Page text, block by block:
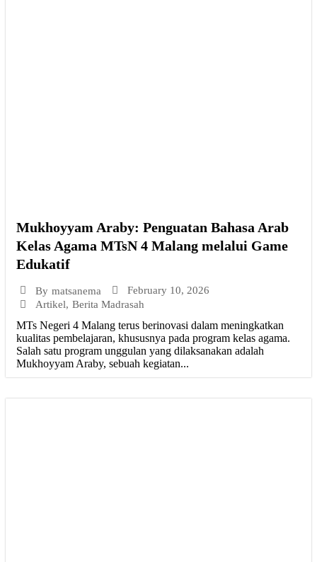
Mukhoyyam Araby: Penguatan Bahasa Arab
Kelas Agama MTsN 4 Malang melalui Game
Edukatif
By matsanema
February 10, 2026
Artikel, Berita Madrasah
MTs Negeri 4 Malang terus berinovasi dalam meningkatkan
kualitas pembelajaran, khususnya pada program kelas agama.
Salah satu program unggulan yang dilaksanakan adalah
Mukhoyyam Araby, sebuah kegiatan...